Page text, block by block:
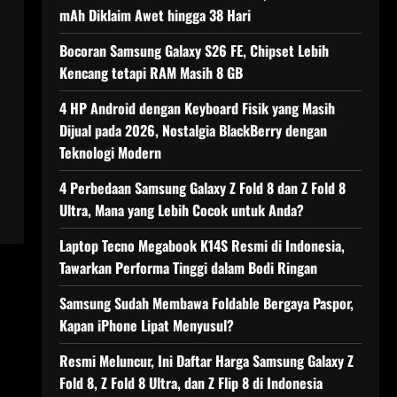
mAh Diklaim Awet hingga 38 Hari
Bocoran Samsung Galaxy S26 FE, Chipset Lebih
Kencang tetapi RAM Masih 8 GB
4 HP Android dengan Keyboard Fisik yang Masih
Dijual pada 2026, Nostalgia BlackBerry dengan
Teknologi Modern
4 Perbedaan Samsung Galaxy Z Fold 8 dan Z Fold 8
Ultra, Mana yang Lebih Cocok untuk Anda?
Laptop Tecno Megabook K14S Resmi di Indonesia,
Tawarkan Performa Tinggi dalam Bodi Ringan
Samsung Sudah Membawa Foldable Bergaya Paspor,
Kapan iPhone Lipat Menyusul?
Resmi Meluncur, Ini Daftar Harga Samsung Galaxy Z
Fold 8, Z Fold 8 Ultra, dan Z Flip 8 di Indonesia